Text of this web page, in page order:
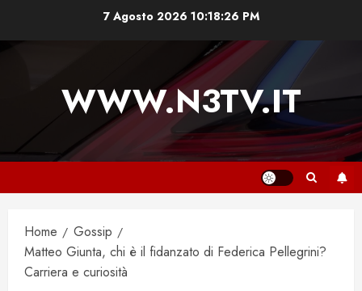
7 Agosto 202610:18:27 PM
WWW.N3TV.IT
Home
Gossip
Matteo Giunta, chi è il fidanzato di Federica Pellegrini?
Carriera e curiosità